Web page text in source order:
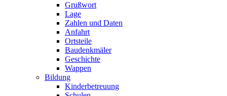
Grußwort
Lage
Zahlen und Daten
Anfahrt
Ortsteile
Baudenkmäler
Geschichte
Wappen
Bildung
Kinderbetreuung